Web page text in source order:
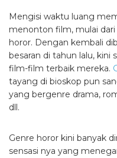
Mengisi waktu luang
menonton film, mulai
horor. Dengan kembali
besaran di tahun lalu, kini
film-film terbaik mereka.
tayang di bioskop pun
yang bergenre drama,
dll.
Genre horor kini banyak
sensasi nya yang